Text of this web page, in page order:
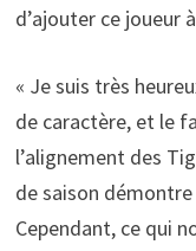
d’ajouter ce joueur
« Je suis très
de caractère, et le
l’alignement des
de saison
Cependant, ce qui